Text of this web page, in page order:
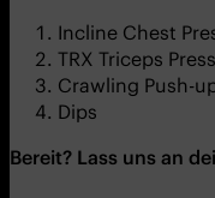
Incline Chest
TRX Triceps Press
Crawling Push-
Dips
Bereit? Lass uns an